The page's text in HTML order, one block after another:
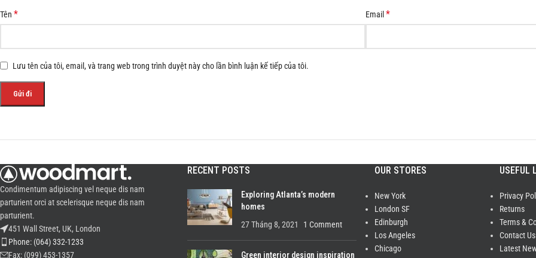
Tên * Email *
Lưu tên của tôi, email, và trang web trong trình duyệt này cho lần bình luận kế tiếp của tôi.
Condimentum adipiscing vel neque dis nam
parturient orci at scelerisque neque dis nam
parturient.
451 Wall Street, UK, London
Phone: (064) 332-1233
Fax: (099) 453-1357
RECENT POSTS
Exploring Atlanta’s modern
homes
27 Tháng 8, 2021
1 Comment
Green interior design inspiration
OUR STORES
New York
London SF
Edinburgh
Los Angeles
Chicago
USEFUL
Privacy
Returns
Terms &
Contact Us
Latest